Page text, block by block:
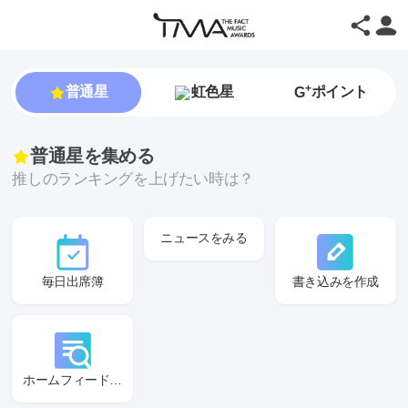
普通星 虹色星 G+ポイント
普通星を集める
推しのランキングを上げたい時は？
毎日出席簿
ニュースをみる
書き込みを作成
ホームフィードをみる